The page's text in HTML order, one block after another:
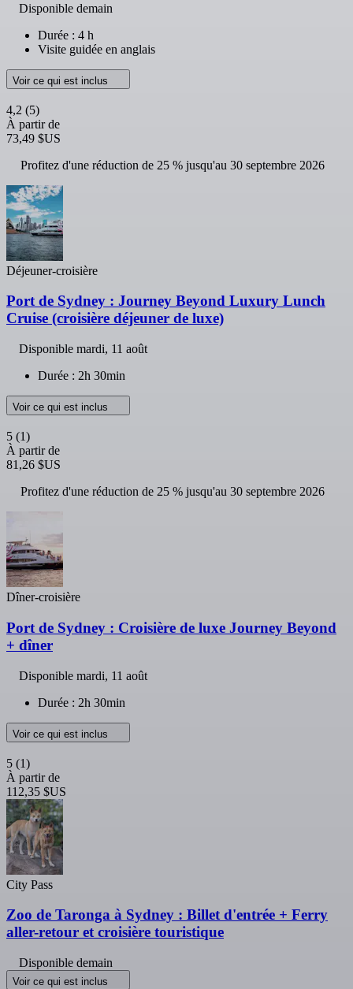
Disponible demain
Durée : 4 h
Visite guidée en anglais
Voir ce qui est inclus
4,2 (5)
À partir de
73,49 $US
Profitez d'une réduction de 25 % jusqu'au 30 septembre 2026
Déjeuner-croisière
Port de Sydney : Journey Beyond Luxury Lunch
Cruise (croisière déjeuner de luxe)
Disponible mardi, 11 août
Durée : 2h 30min
Voir ce qui est inclus
5 (1)
À partir de
81,26 $US
Profitez d'une réduction de 25 % jusqu'au 30 septembre 2026
Dîner-croisière
Port de Sydney : Croisière de luxe Journey Beyond
+ dîner
Disponible mardi, 11 août
Durée : 2h 30min
Voir ce qui est inclus
5 (1)
À partir de
112,35 $US
City Pass
Zoo de Taronga à Sydney : Billet d'entrée + Ferry
aller-retour et croisière touristique
Disponible demain
Voir ce qui est inclus